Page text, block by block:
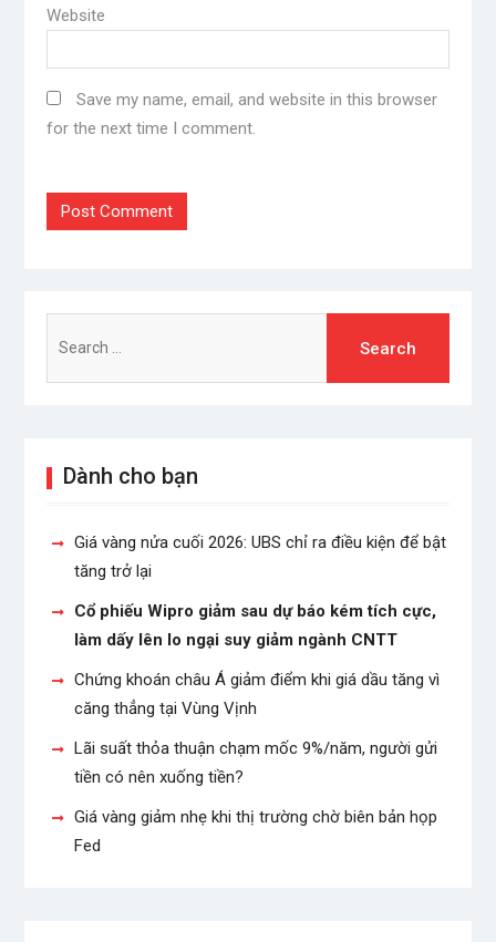
Website
Save my name, email, and website in this browser
for the next time I comment.
for:
Dành cho bạn
Giá vàng nửa cuối 2026: UBS chỉ ra điều kiện để bật
tăng trở lại
Cổ phiếu Wipro giảm sau dự báo kém tích cực,
làm dấy lên lo ngại suy giảm ngành CNTT
Chứng khoán châu Á giảm điểm khi giá dầu tăng vì
căng thẳng tại Vùng Vịnh
Lãi suất thỏa thuận chạm mốc 9%/năm, người gửi
tiền có nên xuống tiền?
Giá vàng giảm nhẹ khi thị trường chờ biên bản họp
Fed